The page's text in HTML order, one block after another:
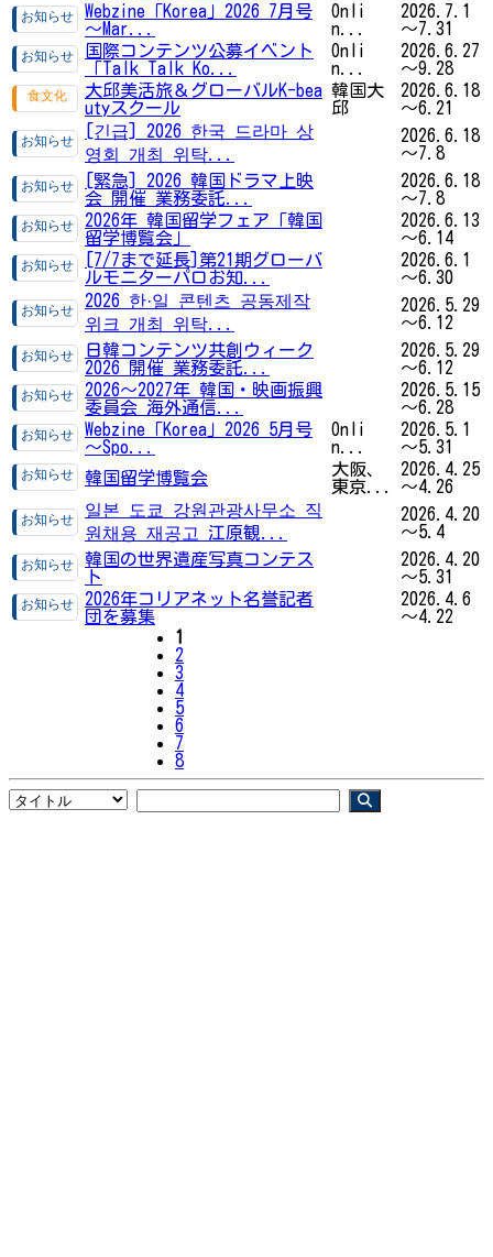
Webzine「Korea」2026 7月号
～Mar...
Onli
n...
2026.7.1
～7.31
国際コンテンツ公募イベント
「Talk Talk Ko...
Onli
n...
2026.6.27
～9.28
大邱美活旅＆グローバルK-bea
utyスクール
韓国大
邱
2026.6.18
～6.21
[긴급] 2026 한국 드라마 상
영회 개최 위탁...
2026.6.18
～7.8
[緊急] 2026 韓国ドラマ上映
会 開催 業務委託...
2026.6.18
～7.8
2026年 韓国留学フェア「韓国
留学博覧会」
2026.6.13
～6.14
[7/7まで延長]第21期グローバ
ルモニターパロお知...
2026.6.1
～6.30
2026 한·일 콘텐츠 공동제작
위크 개최 위탁...
2026.5.29
～6.12
日韓コンテンツ共創ウィーク
2026 開催 業務委託...
2026.5.29
～6.12
2026〜2027年 韓国・映画振興
委員会 海外通信...
2026.5.15
～6.28
Webzine「Korea」2026 5月号
～Spo...
Onli
n...
2026.5.1
～5.31
韓国留学博覧会
大阪、
東京...
2026.4.25
～4.26
일본 도쿄 강원관광사무소 직
원채용 재공고 江原観...
2026.4.20
～5.4
韓国の世界遺産写真コンテス
ト
2026.4.20
～5.31
2026年コリアネット名誉記者
団を募集
2026.4.6
～4.22
1
2
3
4
5
6
7
8